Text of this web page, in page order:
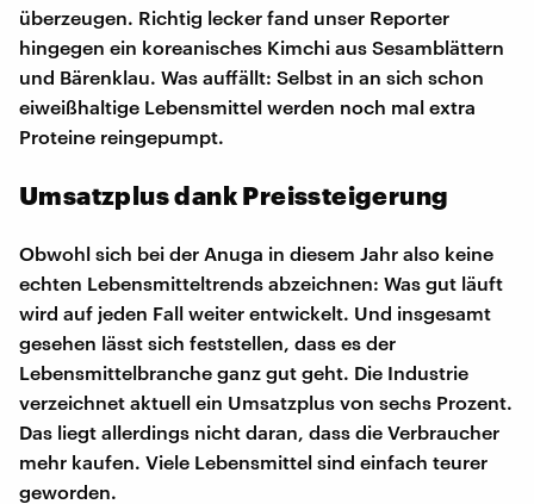
überzeugen. Richtig lecker fand unser Reporter
hingegen ein koreanisches Kimchi aus Sesamblättern
und Bärenklau. Was auffällt: Selbst in an sich schon
eiweißhaltige Lebensmittel werden noch mal extra
Proteine reingepumpt.
Umsatzplus dank Preissteigerung
Obwohl sich bei der Anuga in diesem Jahr also keine
echten Lebensmitteltrends abzeichnen: Was gut läuft
wird auf jeden Fall weiter entwickelt. Und insgesamt
gesehen lässt sich feststellen, dass es der
Lebensmittelbranche ganz gut geht. Die Industrie
verzeichnet aktuell ein Umsatzplus von sechs Prozent.
Das liegt allerdings nicht daran, dass die Verbraucher
mehr kaufen. Viele Lebensmittel sind einfach teurer
geworden.